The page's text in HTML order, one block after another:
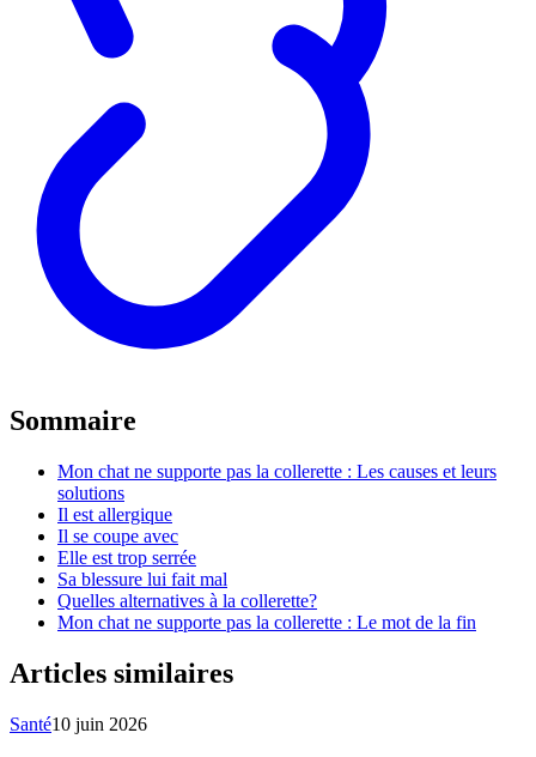
Sommaire
Mon chat ne supporte pas la collerette : Les causes et leurs
solutions
Il est allergique
Il se coupe avec
Elle est trop serrée
Sa blessure lui fait mal
Quelles alternatives à la collerette?
Mon chat ne supporte pas la collerette : Le mot de la fin
Articles similaires
Santé10 juin 2026